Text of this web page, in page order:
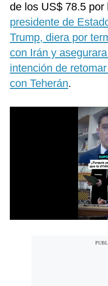
Mix
G de Gestión
Notas Contratadas
Somos?
de los US$ 78.5
presidente de
Trump, diera por
con Irán y
intención de
con Teherán.